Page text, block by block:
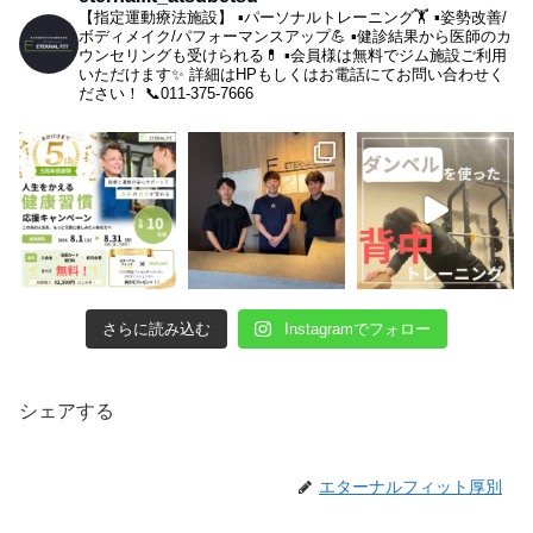
【指定運動療法施設】 ▪︎パーソナルトレーニング🏋️ ▪︎姿勢改善/
ボディメイク/パフォーマンスアップ💪 ▪︎健診結果から医師のカ
ウンセリングも受けられる💊 ▪︎会員様は無料でジム施設ご利用
いただけます✨ 詳細はHPもしくはお電話にてお問い合わせく
ださい！
📞011-375-7666
さらに読み込む Instagramでフォロー
シェアする
エターナルフィット厚別